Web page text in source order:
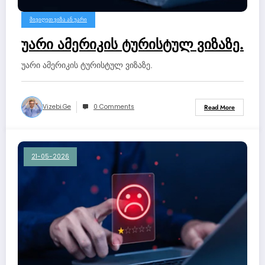
ᲛᲘᲕᲘᲦᲔᲗ ᲕᲘᲖᲐ ᲐᲜ ᲣᲐᲠᲘ
უარი ამერიკის ტურისტულ ვიზაზე.
უარი ამერიკის ტურისტულ ვიზაზე.
Vizebi.ge 0 Comments Read More
21-05-2026